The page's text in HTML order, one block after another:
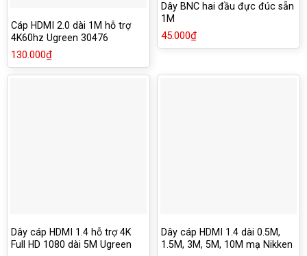
Cáp HDMI 2.0 dài 1M hỗ trợ
4K60hz Ugreen 30476
130.000₫
Dây BNC hai đầu đực đúc sẵn
1M
45.000₫
Dây cáp HDMI 1.4 hỗ trợ 4K
Full HD 1080 dài 5M Ugreen
Dây cáp HDMI 1.4 dài 0.5M,
1.5M, 3M, 5M, 10M mạ Nikken